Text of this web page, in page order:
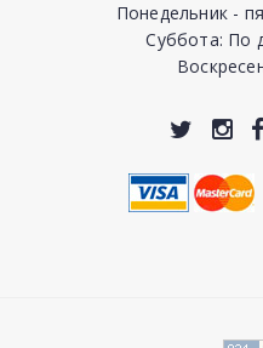
Понедельник -
Суббота: По